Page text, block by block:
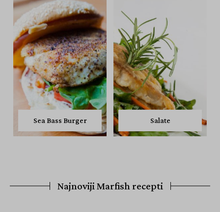
Sea Bass Burger Salate
Najnoviji Marfish recepti